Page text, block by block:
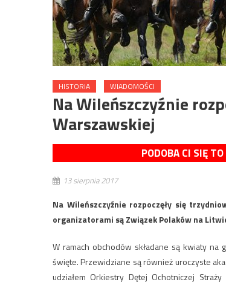
HISTORIA WIADOMOŚCI
Na Wileńszczyźnie
Warszawskiej
PODOBA CI SIĘ
13 sierpnia 2017
Na Wileńszczyźnie rozpoczęły się
organizatorami są Związek Polaków na
W ramach obchodów składane są kwiaty na
święte. Przewidziane są również uroczyste
udziałem Orkiestry Dętej Ochotniczej